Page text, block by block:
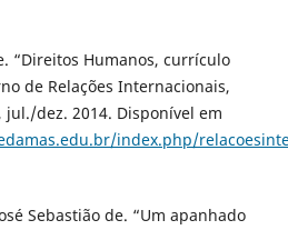
“Direitos Humanos, currículo
de Relações Internacionais,
jul./dez. 2014. Disponível em
index.php/
Sebastião de. “Um apanhado